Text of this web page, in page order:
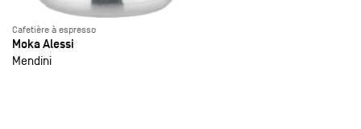
Cafetière à espresso
Moka Alessi
Mendini